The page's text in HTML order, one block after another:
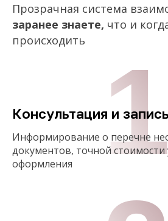
Прозрачная система
заранее знаете, что и
происходить
Консультация и запись
Информирование о перечне
документов, точной стоимости
оформления